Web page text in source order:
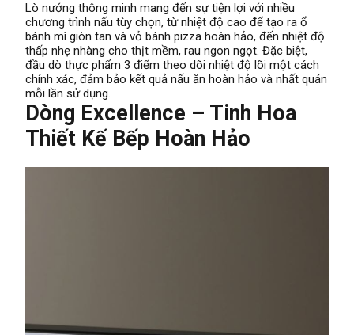
Lò nướng thông minh mang đến sự tiện lợi với nhiều
chương trình nấu tùy chọn, từ nhiệt độ cao để tạo ra ổ
bánh mì giòn tan và vỏ bánh pizza hoàn hảo, đến nhiệt độ
thấp nhẹ nhàng cho thịt mềm, rau ngon ngọt. Đặc biệt,
đầu dò thực phẩm 3 điểm theo dõi nhiệt độ lõi một cách
chính xác, đảm bảo kết quả nấu ăn hoàn hảo và nhất quán
mỗi lần sử dụng.
Dòng Excellence – Tinh Hoa
Thiết Kế Bếp Hoàn Hảo